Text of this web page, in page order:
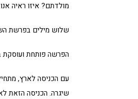
מולדתם? איזו ראיה
שלוש מילים בפרשת
הפרשה פותחת ועוסקת
עם הכניסה לארץ,
שיגרה. הכניסה הזאת